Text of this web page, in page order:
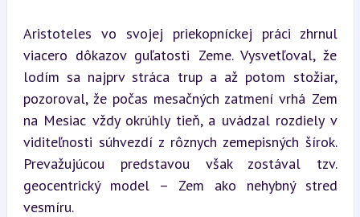
Aristoteles vo svojej priekopníckej práci zhrnul
viacero dôkazov guľatosti Zeme. Vysvetľoval, že
lodím sa najprv stráca trup a až potom stožiar,
pozoroval, že počas mesačných zatmení vrhá Zem
na Mesiac vždy okrúhly tieň, a uvádzal rozdiely v
viditeľnosti súhvezdí z rôznych zemepisných šírok.
Prevažujúcou predstavou však zostával tzv.
geocentrický model – Zem ako nehybný stred
vesmíru.